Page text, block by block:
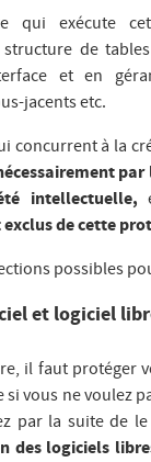
qui exécute
structure de
et en
jacents etc.
concurrent à la
intellectuelle,
de cette
possibles
et logiciel
il faut protéger
si vous ne voulez
par la suite de
des logiciels